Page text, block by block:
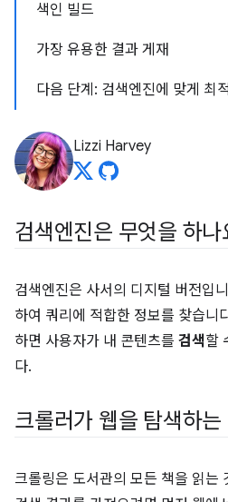
색인 빌드
가장 유용한 결과 게재
다음 단계: 검색엔진에 맞게 최
Lizzi Harvey
검색엔진은 무엇을 하나
검색엔진은 사서의 디지털 버전입
하여 쿼리에 적합한 정보를 찾습니
하면 사용자가 내 콘텐츠를 검색할
다.
크롤러가 웹을 탐색하는
크롤링은 도서관의 모든 책을 읽는